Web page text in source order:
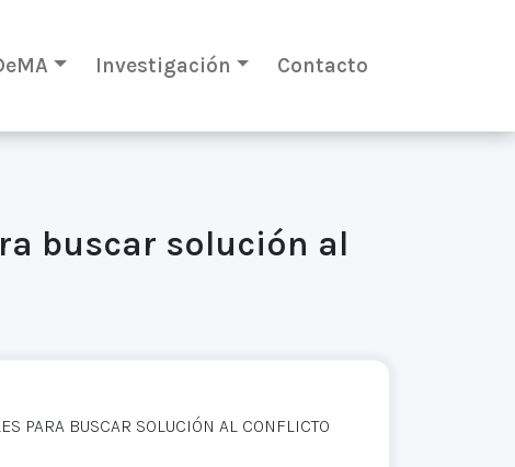
Investigación Contacto
buscar solución al
PARA BUSCAR SOLUCIÓN AL CONFLICTO